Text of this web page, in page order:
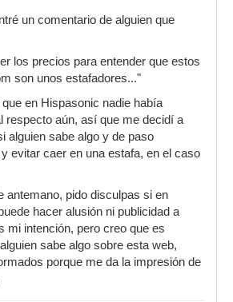
un comentario de alguien que
los precios para entender que estos
son unos estafadores..."
en Hispasonic nadie había
respecto aún, así que me decidí a
alguien sabe algo y de paso
evitar caer en una estafa, en el caso
antemano, pido disculpas si en
hacer alusión ni publicidad a
mi intención, pero creo que es
sabe algo sobre esta web,
porque me da la impresión de